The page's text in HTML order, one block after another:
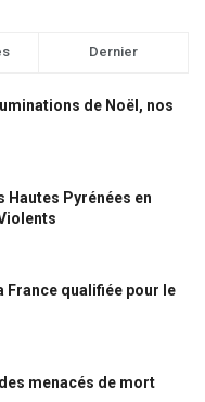
Dernier
de Noël, nos
Hautes Pyrénées en
France qualifiée pour le
menacés de mort